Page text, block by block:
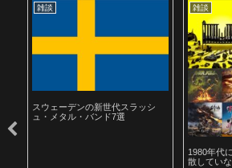
雑談 雑談
1980年代
タルを聴